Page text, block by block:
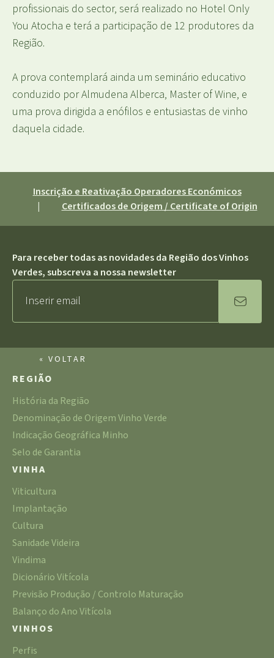
profissionais do sector, será realizado no Hotel Only
You Atocha e terá a participação de 12 produtores da
Região.
A prova contemplará ainda um seminário educativo
conduzido por Almudena Alberca, Master of Wine, e
uma prova dirigida a enófilos e entusiastas de vinho
daquela cidade.
Inscrição e Reativação Operadores Económicos
|
Certificados de Origem / Certificate of Origin
Para receber todas as novidades da Região dos Vinhos
Verdes, subscreva a nossa newsletter
« VOLTAR
REGIÃO
História da Região
Denominação de Origem Vinho Verde
Indicação Geográfica Minho
Selo de Garantia
VINHA
Viticultura
Implantação
Cultura
Sanidade Videira
Vindima
Dicionário Vitícola
Previsão Produção / Controlo Maturação
Balanço do Ano Vitícola
VINHOS
Perfis